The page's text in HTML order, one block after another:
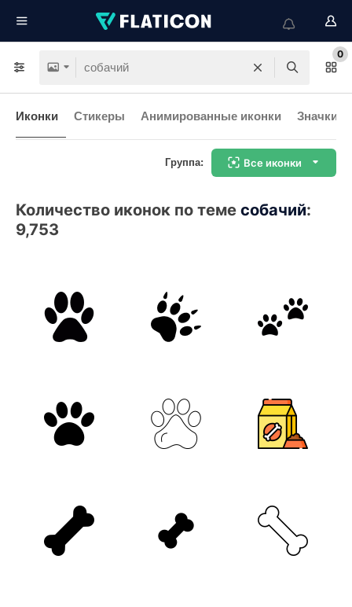
0
Иконки Стикеры Анимированные иконки Значки
Группа: Все иконки
Количество иконок по теме собачий:
9,753